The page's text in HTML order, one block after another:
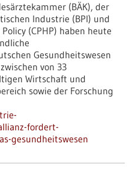
(BÄK), der
Industrie (BPI) und
(CPHP) haben heute
Gesundheitswesen
von 33
Wirtschaft und
sowie der Forschung
fordert-
gesundheitswesen